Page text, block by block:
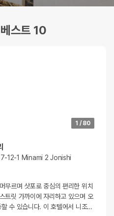
스트 10
1 / 80
12-1 Minami 2 Jonishi
무르며 삿포로 중심의 편리한 위치
트릿 가까이에 자리하고 있으며 오
수 있습니다. 이 호텔에서 니조…